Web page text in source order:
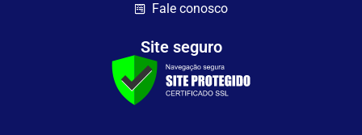
Fale conosco
Site seguro